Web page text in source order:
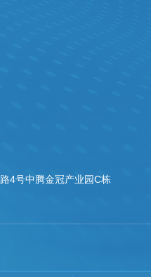
路4号中腾金冠产业园C栋